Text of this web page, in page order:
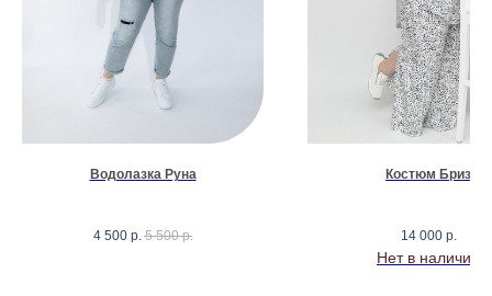
Водолазка Руна
4 500 р. 5 500 р.
Костюм Бриз
14 000 р.
Нет в наличии